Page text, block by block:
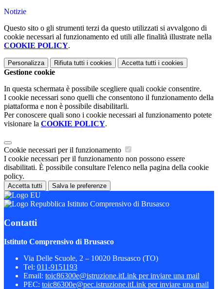
Notizie
Questo sito o gli strumenti terzi da questo utilizzati si avvalgono di
cookie necessari al funzionamento ed utili alle finalità illustrate nella
COOKIE POLICY.
Personalizza Rifiuta tutti i cookies Accetta tutti i cookies
Gestione cookie
In questa schermata è possibile scegliere quali cookie consentire.
I cookie necessari sono quelli che consentono il funzionamento della
piattaforma e non è possibile disabilitarli.
Per conoscere quali sono i cookie necessari al funzionamento potete
visionare la COOKIE POLICY.
Cookie necessari per il funzionamento
I cookie necessari per il funzionamento non possono essere
disabilitati. È possibile consultare l'elenco nella pagina della cookie
policy.
Accetta tutti Salva le preferenze
Istituto Comprensivo di Brusasco
Contatti
Istituto Comprensivo di Brusasco
Via Delle Scuole, 2 – 10020 Brusasco (TO)
Tel: 011-9151193
Email: toic86300e@istruzione.itLink per inviare una mail
PEC: toic86300e@pec.istruzione.itLink per inviare una mail